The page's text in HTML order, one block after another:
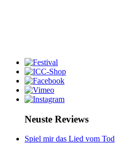
Neuste Reviews
Spiel mir das Lied vom Tod